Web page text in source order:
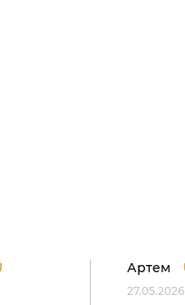
Артем
27.05.2026